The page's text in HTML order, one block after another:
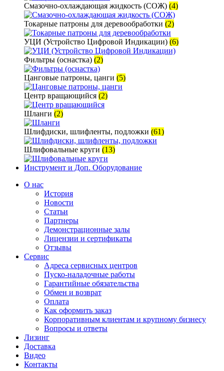
Смазочно-охлаждающая жидкость (СОЖ) (4)
Токарные патроны для деревообработки (2)
УЦИ (Устройство Цифровой Индикации) (6)
Фильтры (оснастка) (2)
Цанговые патроны, цанги (5)
Центр вращающийся (2)
Шланги (2)
Шлифдиски, шлифленты, подложки (61)
Шлифовальные круги (13)
Инструмент и Доп. Оборудование
О нас
История
Новости
Статьи
Партнеры
Демонстрационные залы
Лицензии и сертификаты
Отзывы
Сервис
Адреса сервисных центров
Пуско-наладочные работы
Гарантийные обязательства
Обмен и возврат
Оплата
Как оформить заказ
Корпоративным клиентам и крупному бизнесу
Вопросы и ответы
Лизинг
Доставка
Видео
Контакты